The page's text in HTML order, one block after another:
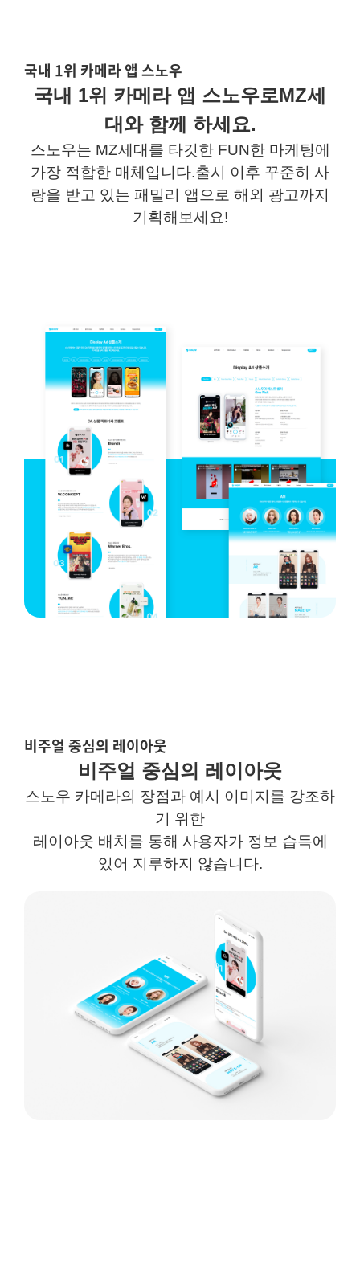
국내 1위 카메라 앱 스노우
국내 1위 카메라 앱 스노우로MZ세
대와 함께 하세요.
스노우는 MZ세대를 타깃한 FUN한 마케팅에
가장 적합한 매체입니다.출시 이후 꾸준히 사
랑을 받고 있는 패밀리 앱으로 해외 광고까지
기획해보세요!
비주얼 중심의 레이아웃
비주얼 중심의 레이아웃
스노우 카메라의 장점과 예시 이미지를 강조하
기 위한
레이아웃 배치를 통해 사용자가 정보 습득에
있어 지루하지 않습니다.